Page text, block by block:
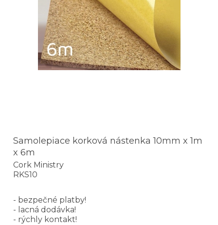
Samolepiace korková nástenka 10mm x 1m
x 6m
Cork Ministry
RKS10
- bezpečné platby!
- lacná dodávka!
- rýchly kontakt!